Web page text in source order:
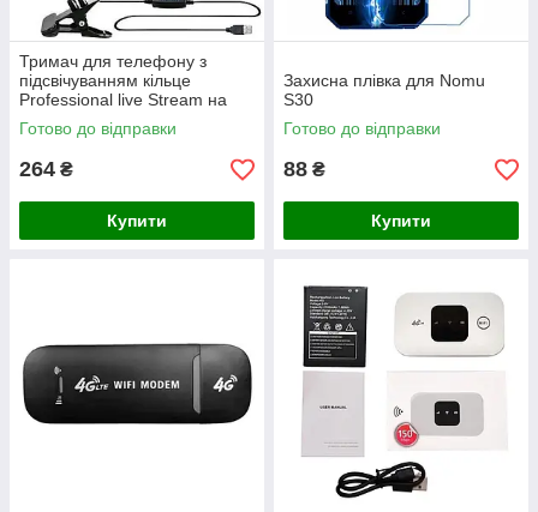
Тримач для телефону з
підсвічуванням кільце
Professional live Stream на
прищіпці з трьома кольорами
світіння
Готово до відправки
264 ₴
Купити
Захисна плівка для Nomu
S30
Готово до відправки
88 ₴
Купити